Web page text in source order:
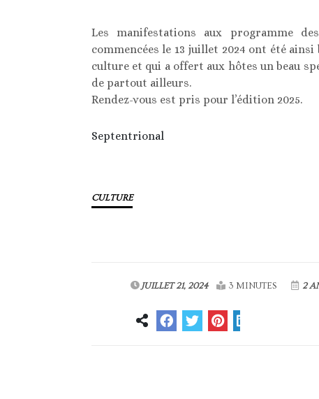
Les manifestations aux programme
commencées le 13 juillet 2024 ont été
culture et qui a offert aux hôtes un beau
de partout ailleurs.
Rendez-vous est pris pour l’édition 2025.
Septentrional
CULTURE
JUILLET 21, 2024 3 MINUTES 2